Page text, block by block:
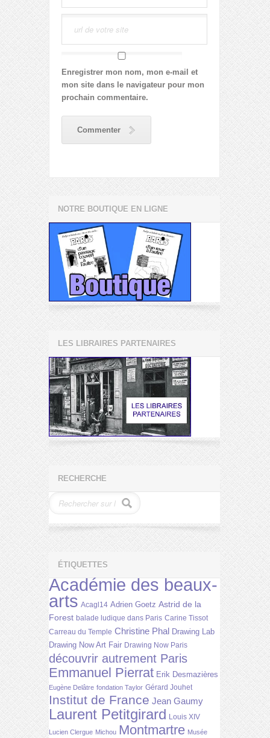
Enregistrer mon nom, mon e-mail et
mon site dans le navigateur pour mon
prochain commentaire.
Commenter
NOTRE BOUTIQUE EN LIGNE
LES LIBRAIRES PARTENAIRES
RECHERCHE
ÉTIQUETTES
Académie des beaux-
arts Acagl14 Adrien Goetz Astrid de la
Forest balade ludique dans Paris Carine Tissot
Carreau du Temple Christine Phal Drawing Lab
Drawing Now Art Fair Drawing Now Paris
découvrir autrement Paris
Emmanuel Pierrat Erik Desmazières
Eugène Delâtre fondation Taylor Gérard Jouhet
Institut de France Jean Gaumy
Laurent Petitgirard Louis XIV
Lucien Clergue Michou Montmartre Musée